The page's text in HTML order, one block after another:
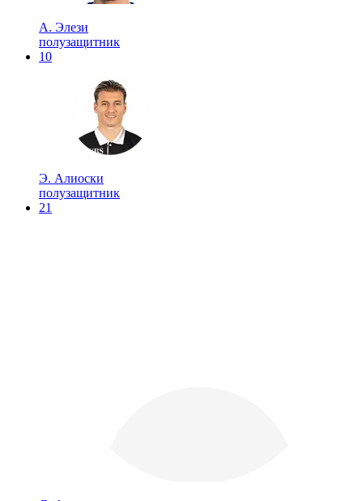
А. Элези
полузащитник
10
Э. Алиоски
полузащитник
21